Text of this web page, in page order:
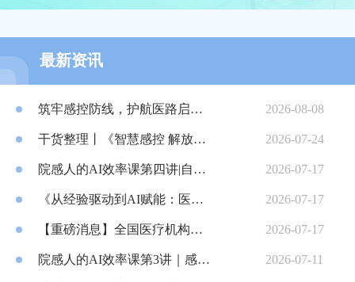
最新资讯
筑牢感控防线，护航医路启程——我院圆满完成2026年新进人员医院感染防控专项培训 2026-08-08
干货整理丨《智慧感控 解放双手 ——AI 如何实现感控报告自动化与可视化》 2026-07-24
院感人的AI效率课第四讲|自动化感控报告撰写 2026-07-17
《从经验驱动到AI赋能：医院感染防控培训的跃迁之路》干货整理 2026-07-17
【重磅消息】全国医疗机构感染监测网血液透析感染事件调查新增Excel导入功能！ 2026-07-17
院感人的AI效率课第3讲｜感控培训 2026-07-11